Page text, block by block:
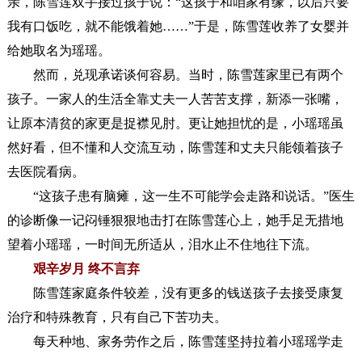
我有口饭吃，就不能饿着她……”于是，陈雪莲收养了女婴并
给她取名为瑶瑶。
然而，兑现承诺谈何容易。当时，陈雪莲家里已有两个
孩子。一家人的生活全靠丈夫一人苦苦支撑，新添一张嘴，
让原本清贫的家更是捉襟见肘。更让她担忧的是，小瑶瑶虽
然好看，但不懂和人交流互动，陈雪莲和丈夫只能领着孩子
去医院看病。
“这孩子患有脑瘫，这一生不可能学会走路和说话。”医生
的诊断像一记闷锤狠狠地击打在陈雪莲心上，她手足无措地
望着小瑶瑶，一时间无所适从，泪水止不住地往下流。
艰辛岁月 终不言弃
陈雪莲家庭条件较差，没有更多的钱送孩子去接受康复
治疗和特殊教育，只有自己下苦功夫。
每天种地、家务劳作之后，陈雪莲坚持拉着小瑶瑶学走